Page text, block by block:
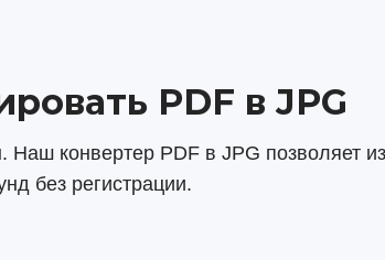
PDF в JPG
конвертер PDF в JPG позволяет
без регистрации.